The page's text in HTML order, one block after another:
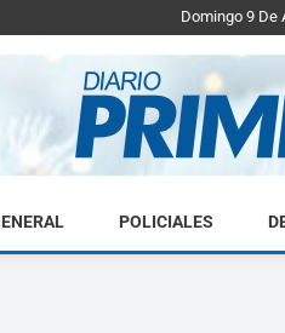
Domingo 9 De
POLICIALES